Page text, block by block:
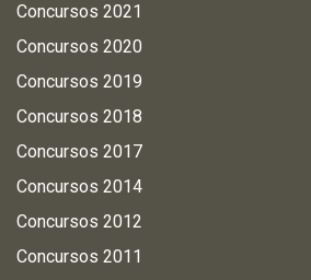
Concursos 2021
Concursos 2020
Concursos 2019
Concursos 2018
Concursos 2017
Concursos 2014
Concursos 2012
Concursos 2011